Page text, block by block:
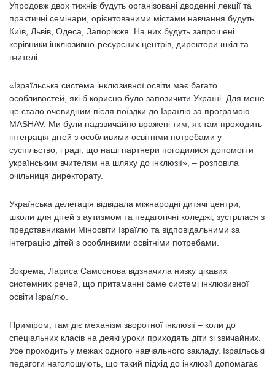
Упродовж двох тижнів будуть організовані дводенні лекції та
практичні семінари, орієнтованими містами навчання будуть
Київ, Львів, Одеса, Запоріжжя. На них будуть запрошені
керівники інклюзивно-ресурсних центрів, директори шкіл та
вчителі.
«Ізраїльська система інклюзивної освіти має багато
особливостей, які б корисно було запозичити Україні. Для мене
це стало очевидним після поїздки до Ізраїлю за програмою
MASHAV. Ми були надзвичайно вражені тим, як там проходить
інтеграція дітей з особливими освітніми потребами у
суспільство, і раді, що наші партнери погодилися допомогти
українським вчителям на шляху до інклюзії», – розповіла
очільниця директорату.
Українська делегація відвідала міжнародні дитячі центри,
школи для дітей з аутизмом та педагогічні коледжі, зустрілася з
представниками Міносвіти Ізраїлю та відповідальними за
інтеграцію дітей з особливими освітніми потребами.
Зокрема, Лариса Самсонова відзначила низку цікавих
системних речей, що притаманні саме системі інклюзивної
освіти Ізраїлю.
Приміром, там діє механізм зворотної інклюзії – коли до
спеціальних класів на деякі уроки приходять діти зі звичайних.
Усе проходить у межах одного навчального закладу. Ізраїльські
педагоги наголошують, що такий підхід до інклюзії допомагає